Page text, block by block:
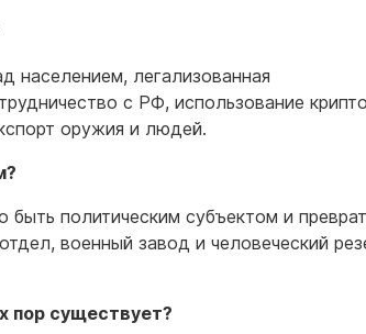
населением, легализованная
с РФ, использование
оружия и людей.
быть политическим субъектом и
военный завод и человеческий
пор существует?